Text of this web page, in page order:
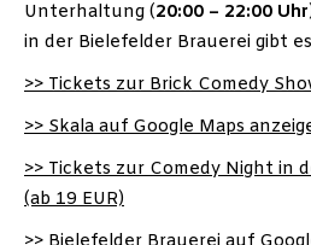
Unterhaltung (20:00 – 22:00 Uhr
in der Bielefelder Brauerei gibt es
>> Tickets zur Brick Comedy
>> Skala auf Google Maps
>> Tickets zur Comedy Night in
(ab 19 EUR)